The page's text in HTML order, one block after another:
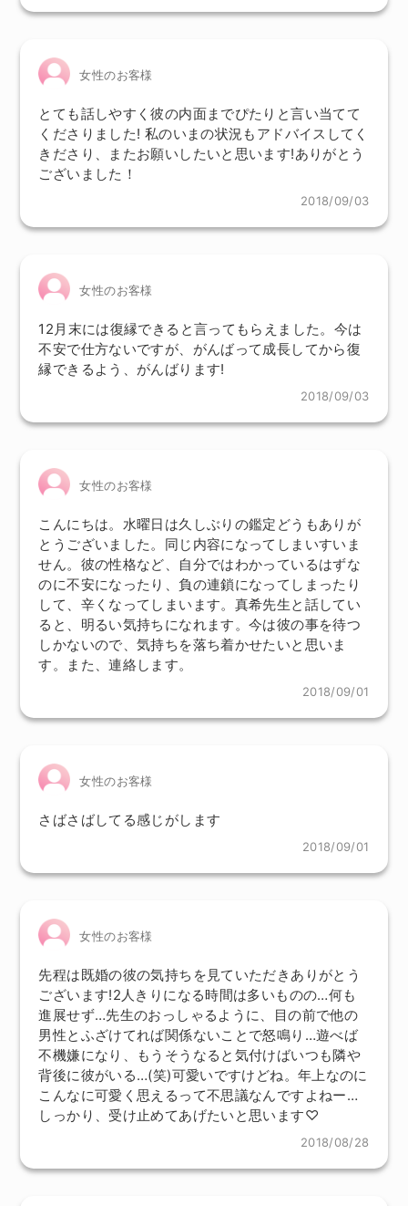
女性のお客様
とても話しやすく彼の内面までぴたりと言い当てて
くださりました! 私のいまの状況もアドバイスしてく
きださり、またお願いしたいと思います!ありがとう
ございました！
2018/09/03
女性のお客様
12月末には復縁できると言ってもらえました。今は
不安で仕方ないですが、がんばって成長してから復
縁できるよう、がんばります!
2018/09/03
女性のお客様
こんにちは。水曜日は久しぶりの鑑定どうもありが
とうございました。同じ内容になってしまいすいま
せん。彼の性格など、自分ではわかっているはずな
のに不安になったり、負の連鎖になってしまったり
して、辛くなってしまいます。真希先生と話してい
ると、明るい気持ちになれます。今は彼の事を待つ
しかないので、気持ちを落ち着かせたいと思いま
す。また、連絡します。
2018/09/01
女性のお客様
さばさばしてる感じがします
2018/09/01
女性のお客様
先程は既婚の彼の気持ちを見ていただきありがとう
ございます!2人きりになる時間は多いものの…何も
進展せず…先生のおっしゃるように、目の前で他の
男性とふざけてれば関係ないことで怒鳴り…遊べば
不機嫌になり、もうそうなると気付けばいつも隣や
背後に彼がいる…(笑)可愛いですけどね。年上なのに
こんなに可愛く思えるって不思議なんですよねー…
しっかり、受け止めてあげたいと思います♡
2018/08/28